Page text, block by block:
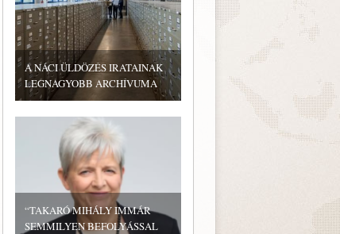
A NÁCI ÜLDÖZÉS IRATAINAK
LEGNAGYOBB ARCHÍVUMA
“TAKARÓ MIHÁLY IMMÁR
SEMMILYEN BEFOLYÁSSAL